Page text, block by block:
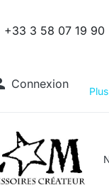
+33 3 58 07 19 90
Connexion